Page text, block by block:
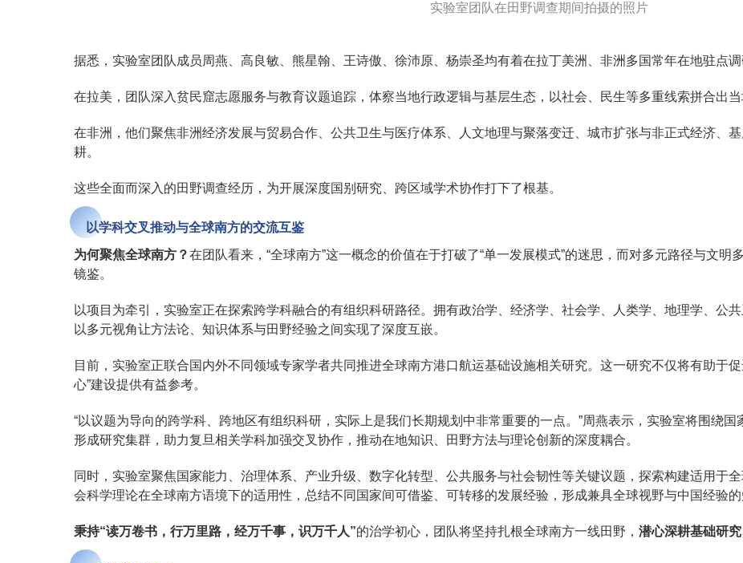
实验室团队在田野调查期间拍摄的照片
据悉，实验室团队成员周燕、高良敏、熊星翰、王诗傲、徐沛原、杨崇圣均有着在拉丁美洲、非洲多国常年在地驻点调
在拉美，团队深入贫民窟志愿服务与教育议题追踪，体察当地行政逻辑与基层生态，以社会、民生等多重线索拼合出当
在非洲，他们聚焦非洲经济发展与贸易合作、公共卫生与医疗体系、人文地理与聚落变迁、城市扩张与非正式经济、
耕。
这些全面而深入的田野调查经历，为开展深度国别研究、跨区域学术协作打下了根基。
以学科交叉推动与全球南方的交流互鉴
为何聚焦全球南方？在团队看来，“全球南方”这一概念的价值在于打破了“单一发展模式”的迷思，而对多元路径与文
镜鉴。
以项目为牵引，实验室正在探索跨学科融合的有组织科研路径。拥有政治学、经济学、社会学、人类学、地理学、公
以多元视角让方法论、知识体系与田野经验之间实现了深度互嵌。
目前，实验室正联合国内外不同领域专家学者共同推进全球南方港口航运基础设施相关研究。这一研究不仅将有助于
心”建设提供有益参考。
“以议题为导向的跨学科、跨地区有组织科研，实际上是我们长期规划中非常重要的一点。”周燕表示，实验室将围绕国
形成研究集群，助力复旦相关学科加强交叉协作，推动在地知识、田野方法与理论创新的深度耦合。
同时，实验室聚焦国家能力、治理体系、产业升级、数字化转型、公共服务与社会韧性等关键议题，探索构建适用于
会科学理论在全球南方语境下的适用性，总结不同国家间可借鉴、可转移的发展经验，形成兼具全球视野与中国经验的
秉持“读万卷书，行万里路，经万千事，识万千人”的治学初心，团队将坚持扎根全球南方一线田野， 潜心深耕基础研究